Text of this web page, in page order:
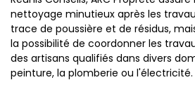
nettoyage minutieux après les
trace de poussière et de résidus,
la possibilité de coordonner les
des artisans qualifiés dans divers
peinture, la plomberie ou l'électricité.